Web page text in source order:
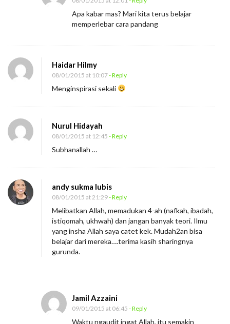
Apa kabar mas? Mari kita terus belajar
memperlebar cara pandang
Haidar Hilmy
08/01/2015 at 10:07- Reply
Menginspirasi sekali
Nurul Hidayah
08/01/2015 at 12:45 - Reply
Subhanallah …
andy sukma lubis
08/01/2015 at 21:29- Reply
Melibatkan Allah, memadukan 4-ah (nafkah, ibadah,
istiqomah, ukhwah) dan jangan banyak teori. Ilmu
yang insha Allah saya catet kek. Mudah2an bisa
belajar dari mereka….terima kasih sharingnya
gurunda.
Jamil Azzaini
09/01/2015 at 06:45 - Reply
Waktu ngaudit ingat Allah, itu semakin